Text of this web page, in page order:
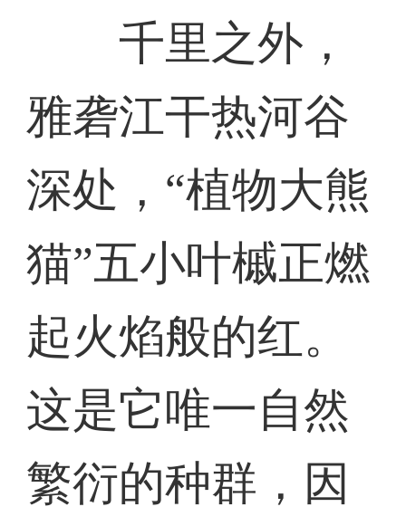
千里之外，
雅砻江干热河谷
深处，“植物大熊
猫”五小叶槭正燃
起火焰般的红。
这是它唯一自然
繁衍的种群，因